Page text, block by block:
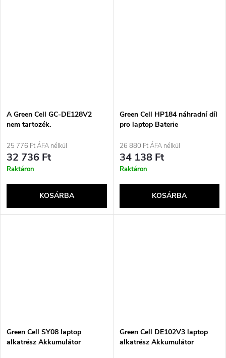
A Green Cell GC-DE128V2
nem tartozék.
25 776 Ft ÁFA nélkül
32 736 Ft
Raktáron
KOSÁRBA
Green Cell HP184 náhradní díl
pro laptop Baterie
26 880 Ft ÁFA nélkül
34 138 Ft
Raktáron
KOSÁRBA
Green Cell SY08 laptop
alkatrész Akkumulátor
Green Cell DE102V3 laptop
alkatrész Akkumulátor